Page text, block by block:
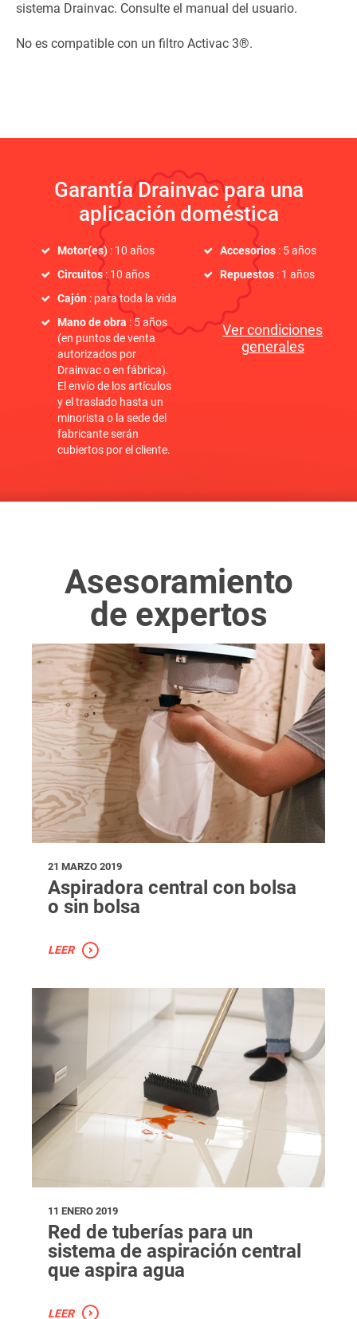
sistema Drainvac. Consulte el manual del usuario.
No es compatible con un filtro Activac 3®.
Garantía Drainvac para una
aplicación doméstica
Motor(es) : 10 años
Circuitos: 10 años
Cajón : para toda la vida
Mano de obra : 5 años
(en puntos de venta
autorizados por
Drainvac o en fábrica).
El envío de los artículos
y el traslado hasta un
minorista o la sede del
fabricante serán
cubiertos por el cliente.
Accesorios : 5 años
Repuestos : 1 años
Ver condiciones
generales
Asesoramiento
de expertos
21 MARZO 2019
Aspiradora central con bolsa
o sin bolsa
LEER
11 ENERO 2019
Red de tuberías para un
sistema de aspiración central
que aspira agua
LEER